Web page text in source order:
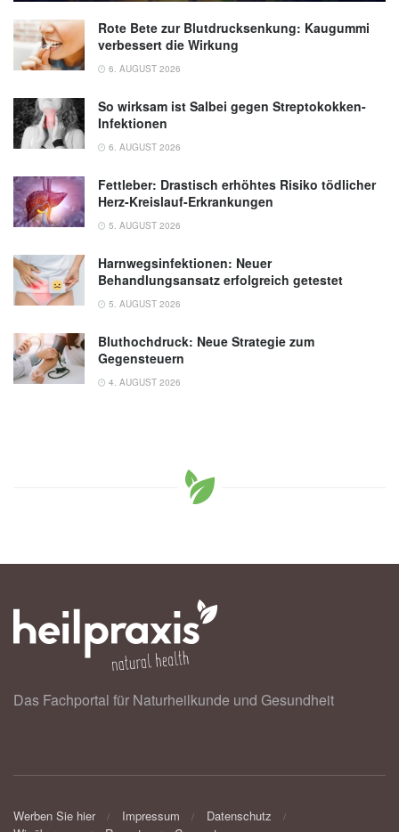
Rote Bete zur Blutdrucksenkung: Kaugummi
verbessert die Wirkung
6. AUGUST 2026
So wirksam ist Salbei gegen Streptokokken-
Infektionen
6. AUGUST 2026
Fettleber: Drastisch erhöhtes Risiko tödlicher
Herz-Kreislauf-Erkrankungen
5. AUGUST 2026
Harnwegsinfektionen: Neuer
Behandlungsansatz erfolgreich getestet
5. AUGUST 2026
Bluthochdruck: Neue Strategie zum
Gegensteuern
4. AUGUST 2026
Das Fachportal für Naturheilkunde und Gesundheit
Werben Sie hier Impressum
Datenschutz